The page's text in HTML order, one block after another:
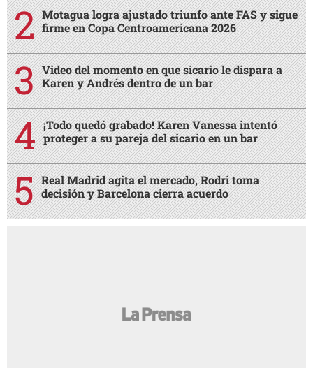
Motagua logra ajustado triunfo ante FAS y sigue
firme en Copa Centroamericana 2026
Video del momento en que sicario le dispara a
Karen y Andrés dentro de un bar
¡Todo quedó grabado! Karen Vanessa intentó
proteger a su pareja del sicario en un bar
Real Madrid agita el mercado, Rodri toma
decisión y Barcelona cierra acuerdo